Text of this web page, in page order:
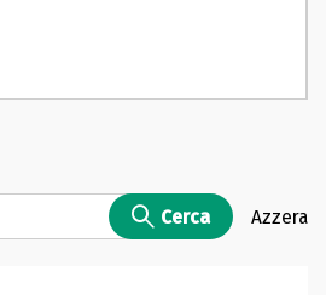
Cerca Azzera